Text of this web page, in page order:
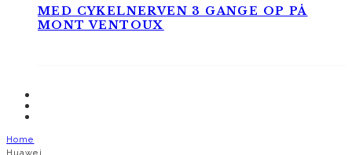
MED CYKELNERVEN 3 GANGE OP PÅ
MONT VENTOUX
Home
Huawei